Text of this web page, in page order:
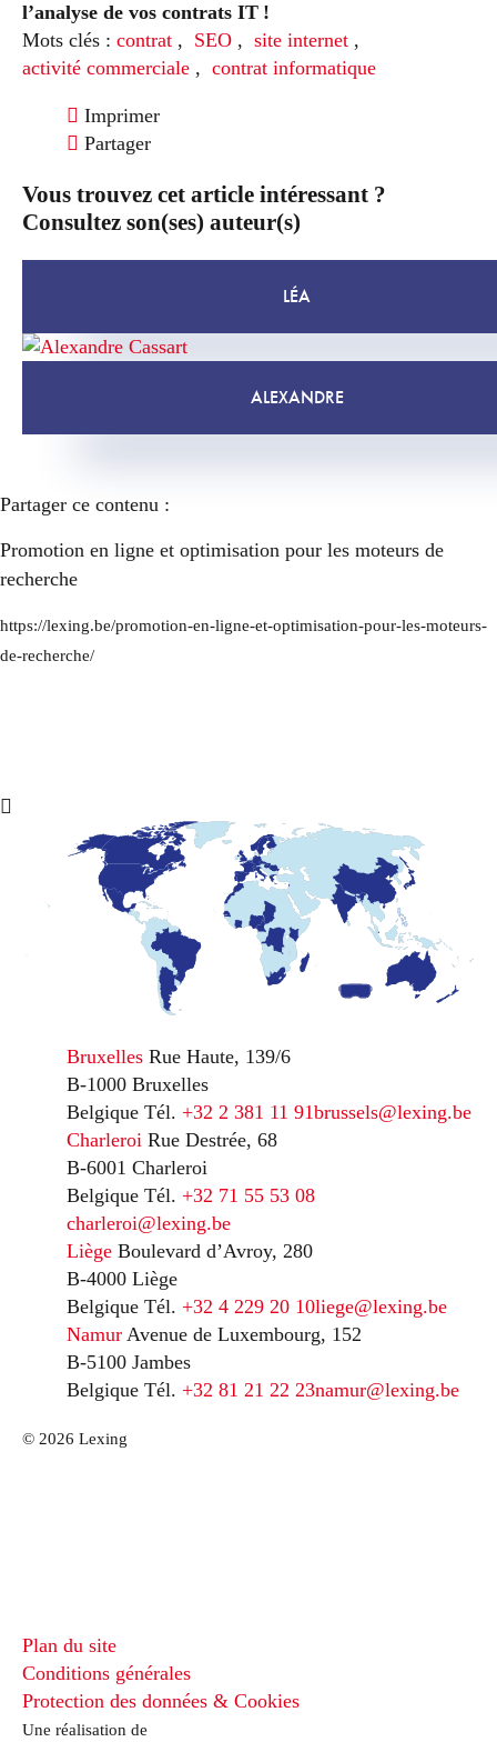
l’analyse de vos contrats IT !
Mots clés : contrat , SEO , site internet ,
activité commerciale , contrat informatique
Imprimer
Partager
Vous trouvez cet article intéressant ?
Consultez son(ses) auteur(s)
LÉA
ALEXANDRE
Partager ce contenu :
Promotion en ligne et optimisation pour les moteurs de
recherche
https://lexing.be/promotion-en-ligne-et-optimisation-pour-les-moteurs-
de-recherche/
Bruxelles Rue Haute, 139/6
B-1000 Bruxelles
Belgique Tél. +32 2 381 11 91brussels@lexing.be
Charleroi Rue Destrée, 68
B-6001 Charleroi
Belgique Tél. +32 71 55 53 08
charleroi@lexing.be
Liège Boulevard d’Avroy, 280
B-4000 Liège
Belgique Tél. +32 4 229 20 10liege@lexing.be
Namur Avenue de Luxembourg, 152
B-5100 Jambes
Belgique Tél. +32 81 21 22 23namur@lexing.be
© 2026 Lexing
Plan du site
Conditions générales
Protection des données & Cookies
Une réalisation de